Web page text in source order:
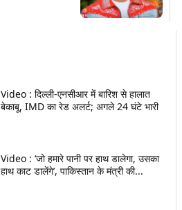
Video : दिल्ली-एनसीआर में बारिश से हालात
बेकाबू, IMD का रेड अलर्ट; अगले 24 घंटे भारी
Video : ‘जो हमारे पानी पर हाथ डालेगा, उसका
हाथ काट डालेंगे’, पाकिस्तान के मंत्री की...